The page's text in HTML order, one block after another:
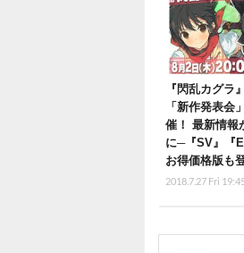
『閃乱カグラ
「新作発表会
催！ 最新情報
に─『SV』『
お得価格版も
2018.7.27 Fri